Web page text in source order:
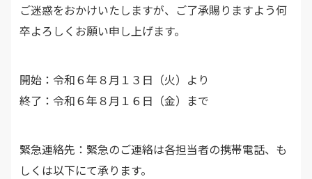
ご迷惑をおかけいたしますが、ご了承賜りますよう何
卒よろしくお願い申し上げます。
開始：令和６年８月１３日（火）より
終了：令和６年８月１６日（金）まで
緊急連絡先：緊急のご連絡は各担当者の携帯電話、も
しくは以下にて承ります。